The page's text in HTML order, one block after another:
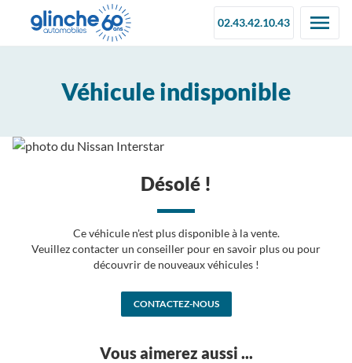
02.43.42.10.43
Véhicule indisponible
Désolé !
Ce véhicule n'est plus disponible à la vente.
Veuillez contacter un conseiller pour en savoir plus ou pour
découvrir de nouveaux véhicules !
CONTACTEZ-NOUS
Vous aimerez aussi ...